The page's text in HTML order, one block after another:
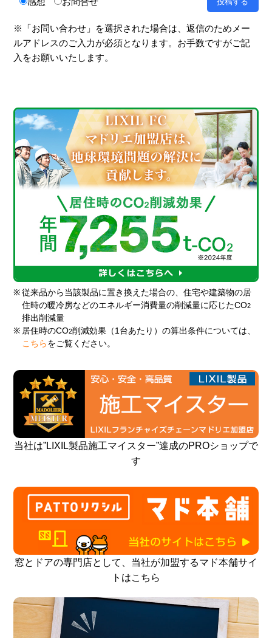
※「お問い合わせ」を選択された場合は、返信のためメー
ルアドレスのご入力が必須となります。お手数ですがご記
入をお願いいたします。
※ 従来品から当該製品に置き換えた場合の、住宅や建築物の居
住時の暖冷房などのエネルギー消費量の削減量に応じたCO2
排出削減量
※ 居住時のCO2削減効果（1台あたり）の算出条件については、
こちら をご覧ください。
当社は”LIXIL製品施工マイスター”達成のPROショップで
す
窓とドアの専門店として、当社が加盟するマド本舗サイ
トはこちら